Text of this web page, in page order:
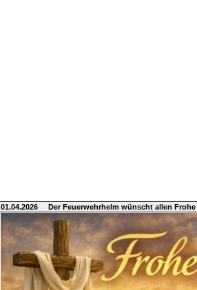
01.04.2026 Der Feuerwehrhelm wünscht allen Frohe